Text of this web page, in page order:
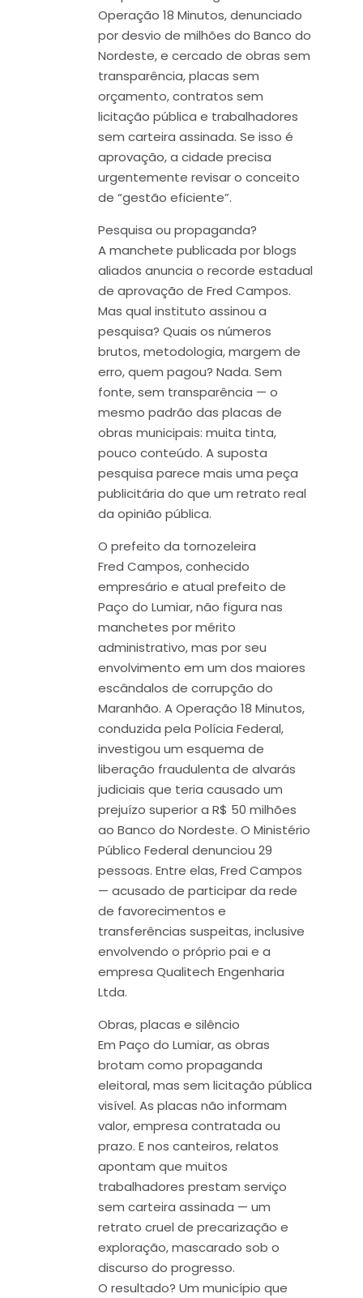
Operação 18 Minutos, denunciado
por desvio de milhões do Banco do
Nordeste, e cercado de obras sem
transparência, placas sem
orçamento, contratos sem
licitação pública e trabalhadores
sem carteira assinada. Se isso é
aprovação, a cidade precisa
urgentemente revisar o conceito
de “gestão eficiente”.
Pesquisa ou propaganda?
A manchete publicada por blogs
aliados anuncia o recorde estadual
de aprovação de Fred Campos.
Mas qual instituto assinou a
pesquisa? Quais os números
brutos, metodologia, margem de
erro, quem pagou? Nada. Sem
fonte, sem transparência — o
mesmo padrão das placas de
obras municipais: muita tinta,
pouco conteúdo. A suposta
pesquisa parece mais uma peça
publicitária do que um retrato real
da opinião pública.
O prefeito da tornozeleira
Fred Campos, conhecido
empresário e atual prefeito de
Paço do Lumiar, não figura nas
manchetes por mérito
administrativo, mas por seu
envolvimento em um dos maiores
escândalos de corrupção do
Maranhão. A Operação 18 Minutos,
conduzida pela Polícia Federal,
investigou um esquema de
liberação fraudulenta de alvarás
judiciais que teria causado um
prejuízo superior a R$ 50 milhões
ao Banco do Nordeste. O Ministério
Público Federal denunciou 29
pessoas. Entre elas, Fred Campos
— acusado de participar da rede
de favorecimentos e
transferências suspeitas, inclusive
envolvendo o próprio pai e a
empresa Qualitech Engenharia
Ltda.
Obras, placas e silêncio
Em Paço do Lumiar, as obras
brotam como propaganda
eleitoral, mas sem licitação pública
visível. As placas não informam
valor, empresa contratada ou
prazo. E nos canteiros, relatos
apontam que muitos
trabalhadores prestam serviço
sem carteira assinada — um
retrato cruel de precarização e
exploração, mascarado sob o
discurso do progresso.
O resultado? Um município que